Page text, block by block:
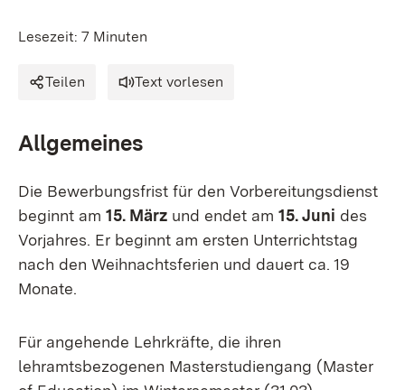
Lesezeit: 7 Minuten
Teilen Text vorlesen
Allgemeines
Die Bewerbungsfrist für den Vorbereitungsdienst
beginnt am 15. März und endet am 15. Juni des
Vorjahres. Er beginnt am ersten Unterrichtstag
nach den Weihnachtsferien und dauert ca. 19
Monate.
Für angehende Lehrkräfte, die ihren
lehramtsbezogenen Masterstudiengang (Master